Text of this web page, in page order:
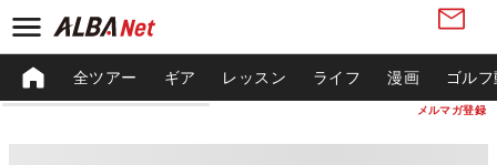
メルマガ登録
全ツアー ギア レッスン ライフ 漫画 ゴル